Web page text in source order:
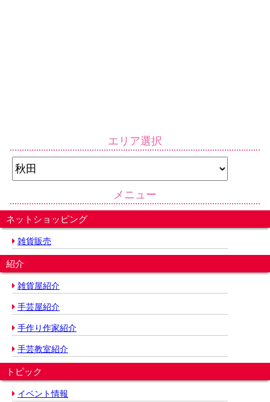
エリア選択
メニュー
ネットショッピング
雑貨販売
紹介
雑貨屋紹介
手芸屋紹介
手作り作家紹介
手芸教室紹介
トピック
イベント情報